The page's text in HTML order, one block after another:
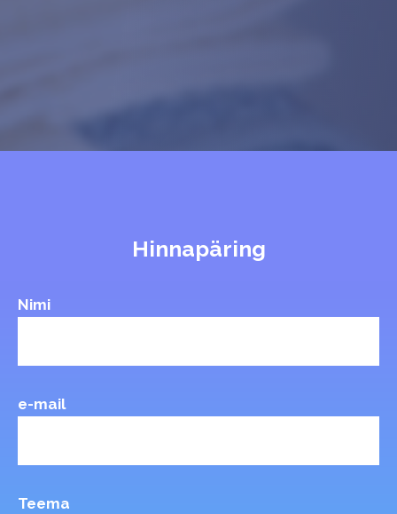
Hinnapäring
Nimi
e-mail
Teema